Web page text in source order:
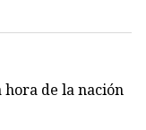
hora de la nación